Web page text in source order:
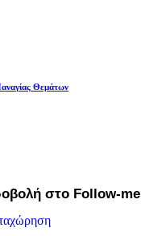
Θεμάτων
στο Follow-me